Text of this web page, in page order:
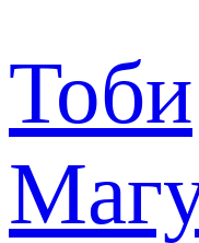
Тоби